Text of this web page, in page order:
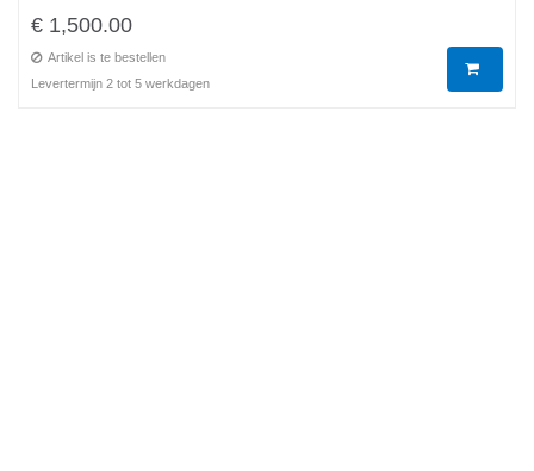
€ 1,500.00
Artikel is te bestellen
Levertermijn 2 tot 5 werkdagen